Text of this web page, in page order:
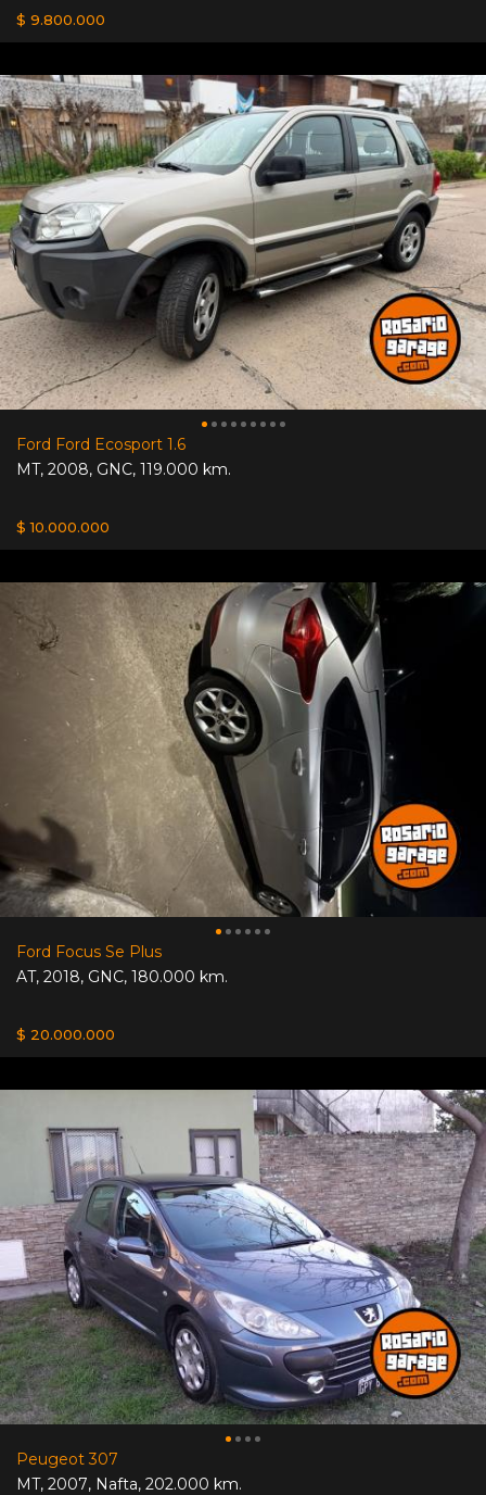
$ 9.800.000
Ford Ford Ecosport 1.6
MT, 2008, GNC, 119.000 km.
$ 10.000.000
Ford Focus Se Plus
AT, 2018, GNC, 180.000 km.
$ 20.000.000
Peugeot 307
MT, 2007, Nafta, 202.000 km.